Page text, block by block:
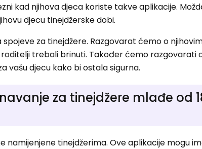
kad njihova djeca koriste takve aplikacije.
djecu tinejdžerske dobi.
za tinejdžere. Razgovarat ćemo o
trebali brinuti. Također ćemo razgovarati
vašu djecu kako bi ostala sigurna.
za tinejdžere mlađe od
namijenjene tinejdžerima. Ove aplikacije mogu